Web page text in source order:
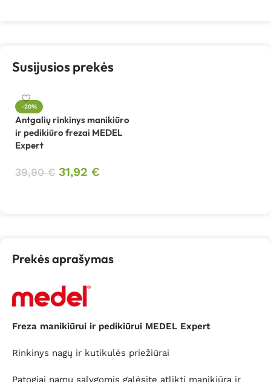
Susijusios prekės
-20%
Antgalių rinkinys manikiūro
ir pedikiūro frezai MEDEL
Expert
39,90€ 31,92 €
Prekės aprašymas
Freza manikiūrui ir pedikiūrui MEDEL Expert
Rinkinys nagų ir kutikulės priežiūrai
Patogiai namų sąlygomis galėsite atlikti manikiūrą ir